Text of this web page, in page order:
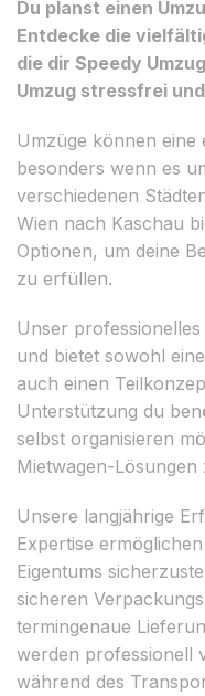
Du planst einen
Entdecke die
die dir Speedy
Umzug stressfrei
Umzüge können eine
besonders wenn es
verschiedenen
Wien nach Kaschau
Optionen, um deine
zu erfüllen.
Unser
und bietet sowohl
auch einen
Unterstützung du
selbst organisieren
Mietwagen-
Unsere langjährige
Expertise
Eigentums
sicheren
termingenaue
werden professionell
während des